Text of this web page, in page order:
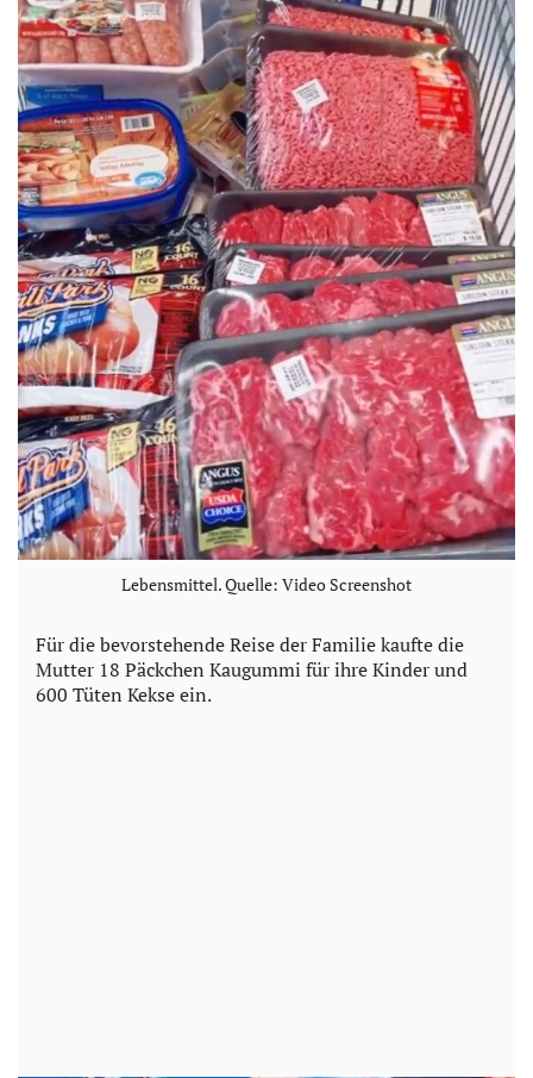
Lebensmittel. Quelle: Video Screenshot
Für die bevorstehende Reise der Familie kaufte die
Mutter 18 Päckchen Kaugummi für ihre Kinder und
600 Tüten Kekse ein.